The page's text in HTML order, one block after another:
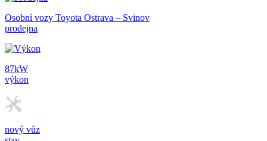
Osobní vozy Toyota Ostrava – Svinov
prodejna
87kW
výkon
nový vůz